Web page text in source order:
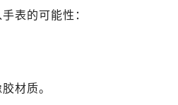
表的可能性：
材质。